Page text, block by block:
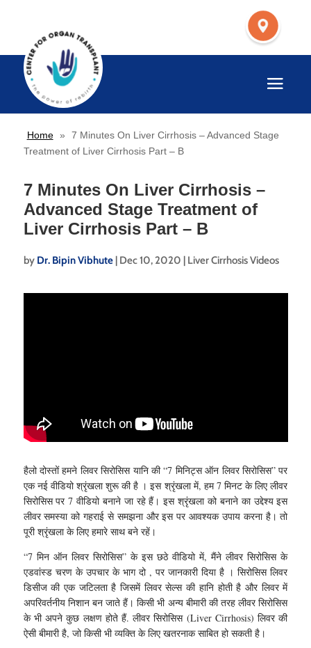
Home »
7 Minutes On Liver Cirrhosis – Advanced Stage
Treatment of Liver Cirrhosis Part – B
7 Minutes On Liver Cirrhosis –
Advanced Stage Treatment of
Liver Cirrhosis Part – B
by Dr. Bipin Vibhute| Dec 10, 2020 | Liver Cirrhosis Videos
हैलो दोस्तों हमने लिवर सिरोसिस यानि की “7 मिनिट्स ऑन लिवर सिरोसिस” पर
एक नई वीडियो श्रृंखला शुरू की है । इस श्रृंखला में, हम 7 मिनट के लिए लीवर
सिरोसिस पर 7 वीडियो बनाने जा रहे हैं। इस श्रृंखला को बनाने का उद्देश्य इस
लीवर समस्या को गहराई से समझना और इस पर आवश्यक उपाय करना है। तो
पूरी श्रृंखला के लिए हमारे साथ बने रहें।
“7 मिन ऑन लिवर सिरोसिस” के इस छठे वीडियो में, मैंने लीवर सिरोसिस के
एडवांस्ड चरण के उपचार के भाग दो , पर जानकारी दिया है । सिरोसिस लिवर
डिसीज की एक जटिलता है जिसमें लिवर सेल्स की हानि होती है और लिवर में
अपरिवर्तनीय निशान बन जाते हैं। किसी भी अन्य बीमारी की तरह लीवर सिरोसिस
के भी अपने कुछ लक्षण होते हैं. लीवर सिरोसिस (Liver Cirrhosis) लिवर की
ऐसी बीमारी है, जो किसी भी व्यक्ति के लिए खतरनाक साबित हो सकती है।